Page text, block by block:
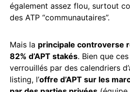
également assez flou, surtout
des ATP “communautaires”.
Mais la principale controverse
82% d’APT stakés. Bien que
verrouillés par des calendriers
listing, l’offre d’APT sur les